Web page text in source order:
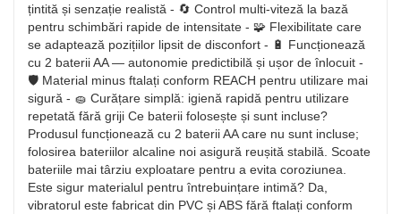
țintită și senzație realistă - 🔄 Control multi-viteză la bază
pentru schimbări rapide de intensitate - 🧩 Flexibilitate care
se adaptează pozițiilor lipsit de disconfort - 🔋 Funcționează
cu 2 baterii AA — autonomie predictibilă și ușor de înlocuit -
🛡️ Material minus ftalați conform REACH pentru utilizare mai
sigură - 🧽 Curățare simplă: igienă rapidă pentru utilizare
repetată fără griji Ce baterii folosește și sunt incluse?
Produsul funcționează cu 2 baterii AA care nu sunt incluse;
folosirea bateriilor alcaline noi asigură reușită stabilă. Scoate
bateriile mai târziu exploatare pentru a evita coroziunea.
Este sigur materialul pentru întrebuințare intimă? Da,
vibratorul este fabricat din PVC și ABS fără ftalați conform